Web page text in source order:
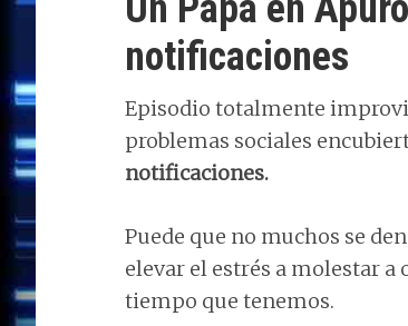
notificaciones
Episodio totalmente
problemas sociales
notificaciones.
Puede que no muchos se
elevar el estrés a molestar
tiempo que tenemos.